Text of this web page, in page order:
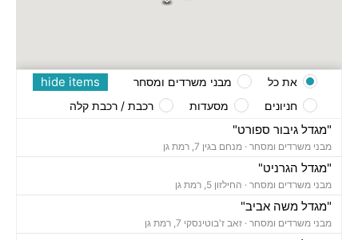
"מגדל גיבור ספורט"
מבני משרדים ומסחר · מנחם בגין 7, רמת גן
"מגדל הגרניט"
מבני משרדים ומסחר · החילזון 5, רמת גן
"מגדל משה אביב"
מבני משרדים ומסחר · זאב ז'בוטינסקי 7, רמת גן
hide items את כל
מבני משרדים ומסחר
חניונים
מסעדות רכבת / רכבת קלה